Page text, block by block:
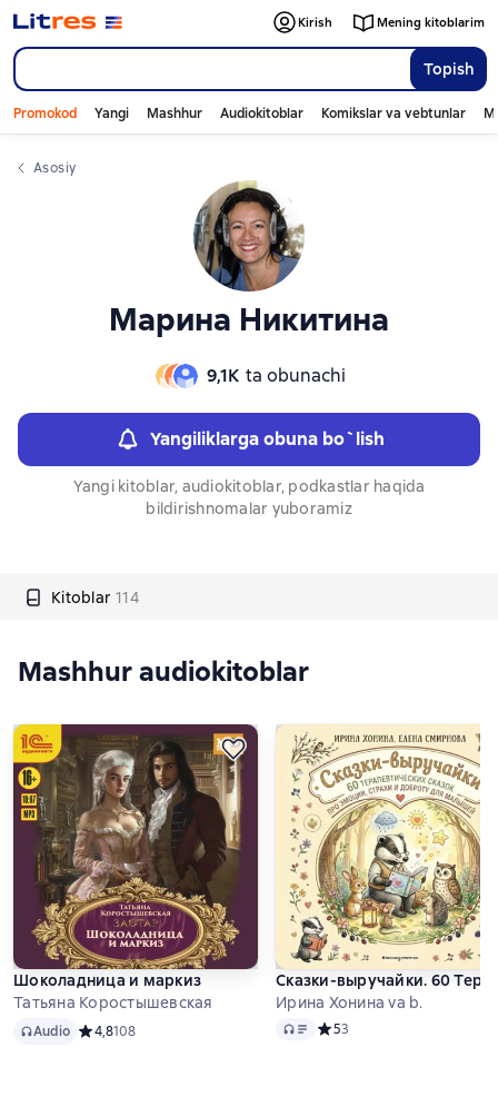
Topish
Kirish Mening kitoblarim
Promokod Yangi Mashhur Audiokitoblar Komikslar va vebtunlar
Asosiy
Марина Никитина
9,1К ta obunachi
Yangiliklarga obuna bo`lish
Yangi kitoblar, audiokitoblar, podkastlar haqida
bildirishnomalar yuboramiz
Kitoblar 114
Слайдер с книгами
Mashhur audiokitoblar
Шоколадница и маркиз
Татьяна Коростышевская
AudioAudio Средний рейтинг 4,8 на основе 108 оценок
4,8108
Сказки-выручайки. 60
Ирина Хонина va b.
Audio Средний рейтинг 5 на
53